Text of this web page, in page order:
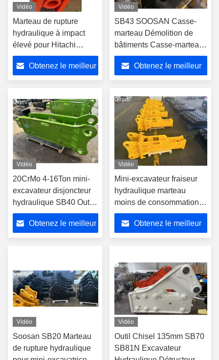
Vidéo
Marteau de rupture
hydraulique à impact
élevé pour Hitachi
ZX200
Obtenez le meilleur
Vidéo
SB43 SOOSAN Casse-
marteau Démolition de
bâtiments Casse-marteau
pour excavatrice de 6 à 9
tonnesObtenez le meilleur
Vidéo
20CrMo 4-16Ton mini-
excavateur disjoncteur
hydraulique SB40 Outil
68mm
Obtenez le meilleur
Vidéo
Mini-excavateur fraiseur
hydraulique marteau
moins de consommation
d'huile pour Bobcat 320
322
Obtenez le meilleur
Vidéo
Soosan SB20 Marteau
de rupture hydraulique
Vidéo
Outil Chisel 135mm SB70
SB81N Excavateur